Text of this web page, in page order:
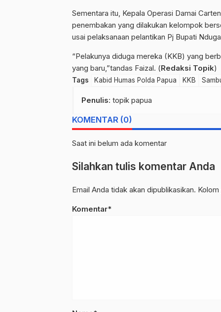
Sementara itu, Kepala Operasi Damai
penembakan yang dilakukan kelompok
usai pelaksanaan pelantikan Pj Bupati
“Pelakunya diduga mereka (KKB) yang
yang baru,”tandas Faizal. (Redaksi Topik)
Tags Kabid Humas Polda Papua KKB
Penulis: topik papua
KOMENTAR (0)
Saat ini belum ada komentar
Silahkan tulis komentar Anda
Email Anda tidak akan dipublikasikan.
Komentar*